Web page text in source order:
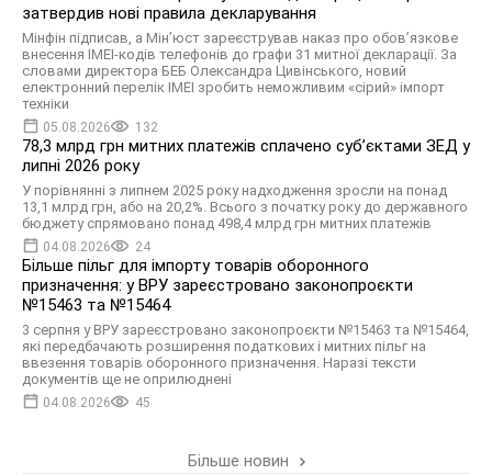
затвердив нові правила декларування
Мінфін підписав, а Мін’юст зареєстрував наказ про обов’язкове
внесення IMEI-кодів телефонів до графи 31 митної декларації. За
словами директора БЕБ Олександра Цивінського, новий
електронний перелік IMEI зробить неможливим «сірий» імпорт
техніки
05.08.2026 132
78,3 млрд грн митних платежів сплачено субʼєктами ЗЕД у
липні 2026 року
У порівнянні з липнем 2025 року надходження зросли на понад
13,1 млрд грн, або на 20,2%. Всього з початку року до державного
бюджету спрямовано понад 498,4 млрд грн митних платежів
04.08.2026 24
Більше пільг для імпорту товарів оборонного
призначення: у ВРУ зареєстровано законопроєкти
№15463 та №15464
3 серпня у ВРУ зареєстровано законопроєкти №15463 та №15464,
які передбачають розширення податкових і митних пільг на
ввезення товарів оборонного призначення. Наразі тексти
документів ще не оприлюднені
04.08.2026 45
Більше новин